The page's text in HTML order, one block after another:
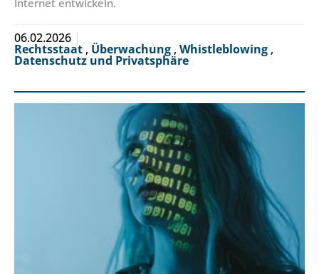
Internet entwickeln.
06.02.2026
Rechtsstaat , Überwachung , Whistleblowing ,
Datenschutz und Privatsphäre